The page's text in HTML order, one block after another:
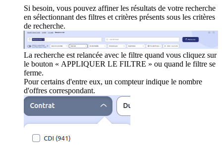
Si besoin, vous pouvez affiner les résultats de votre recherche
en sélectionnant des filtres et critères présents sous les critères
de recherche.
La recherche est relancée avec le filtre quand vous cliquez sur
le bouton « APPLIQUER LE FILTRE » ou quand le filtre se
ferme.
Pour certains d'entre eux, un compteur indique le nombre
d'offres correspondant.